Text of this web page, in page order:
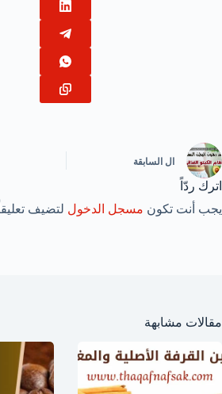
ال السابقة
اترك ردّاً
يجب أنت تكون مسجل الدخول لتضيف
مقالات مشابهة